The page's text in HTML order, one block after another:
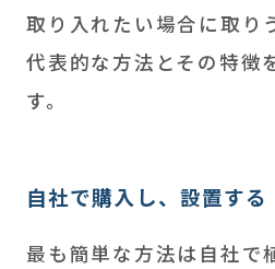
取り入れたい場合に取り
代表的な方法とその特徴
す。
自社で購入し、設置する
最も簡単な方法は自社で